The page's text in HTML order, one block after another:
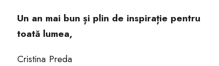
Un an mai bun și plin de inspirație pentru
toată lumea,
Cristina Preda